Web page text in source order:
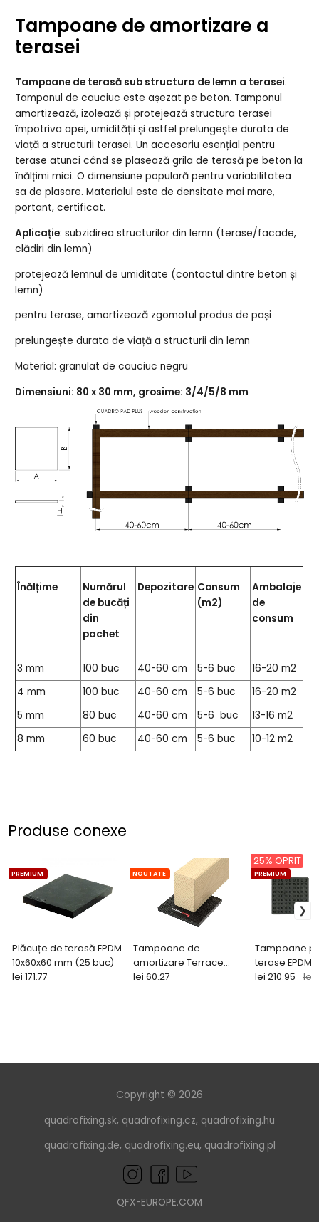
Tampoane de amortizare a
terasei
Tampoane de terasă sub structura de lemn a terasei.
Tamponul de cauciuc este așezat pe beton. Tamponul
amortizează, izolează și protejează structura terasei
împotriva apei, umidității și astfel prelungește durata de
viață a structurii terasei. Un accesoriu esențial pentru
terase atunci când se plasează grila de terasă pe beton la
înălțimi mici. O dimensiune populară pentru variabilitatea
sa de plasare. Materialul este de densitate mai mare,
portant, certificat.
Aplicație: subzidirea structurilor din lemn (terase/facade,
clădiri din lemn)
protejează lemnul de umiditate (contactul dintre beton și
lemn)
pentru terase, amortizează zgomotul produs de pași
prelungește durata de viață a structurii din lemn
Material: granulat de cauciuc negru
Dimensiuni: 80 x 30 mm, grosime: 3/4/5/8 mm
Înălțime
Numărul
de bucăți
din
pachet
Depozitare Consum
(m2)
Ambalaje
de
consum
3 mm 100 buc 40-60 cm 5-6 buc
16-20 m2
4 mm
100 buc 40-60 cm 5-6 buc
16-20 m2
5 mm
80 buc 40-60 cm 5-6 buc
13-16 m2
8 mm
60 buc 40-60 cm 5-6 buc 10-12 m2
Produse conexe
Plăcuțe de terasă EPDM
10x60x60 mm (25 buc)
PREMIUM
lei 171.77
Tampoane de
amortizare Terrace
8x100x100 mm (26 buc)
NOUTATE
lei 60.27
Tampoane
terase EPDM
100x100 mm
PREMIUM
25% OPRIT
lei 210.95 lei
Copyright © 2026
quadrofixing.sk, quadrofixing.cz, quadrofixing.hu
quadrofixing.de, quadrofixing.eu, quadrofixing.pl
QFX-EUROPE.COM